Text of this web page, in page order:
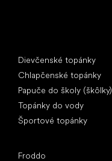
Dievčenské topánky
Chlapčenské topánky
Papuče do školy (škôlky)
Topánky do vody
Športové topánky
Froddo